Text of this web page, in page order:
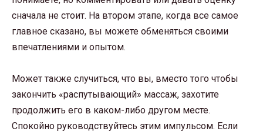
сначала не стоит. На втором этапе, когда все самое
главное сказано, вы можете обменяться своими
впечатлениями и опытом.
Может также случиться, что вы, вместо того чтобы
закончить «распутывающий» массаж, захотите
продолжить его в каком-либо другом месте.
Спокойно руководствуйтесь этим импульсом. Если